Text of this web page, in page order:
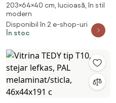
laminat/sticla, 64x40x203 cm
203×64×40 cm, lucioasă, în stil
modern
Disponibil în 2 e-shop-uri
În stoc